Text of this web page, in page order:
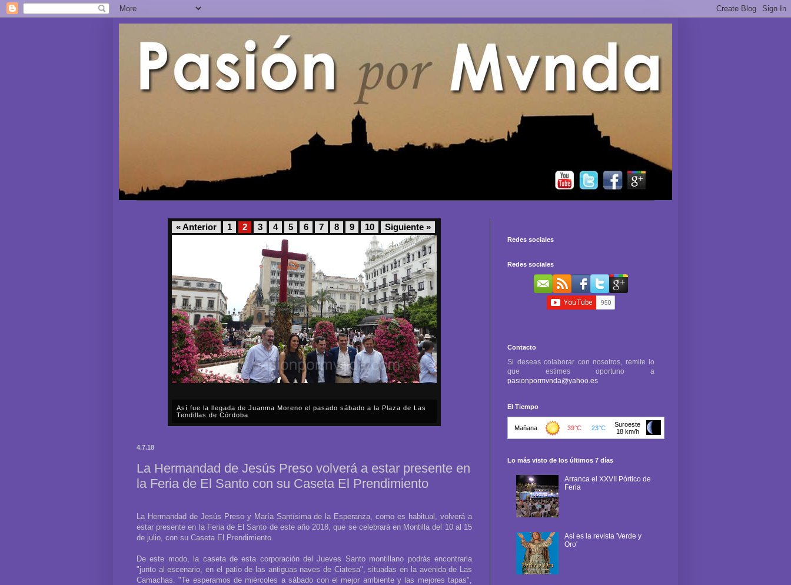
« Anterior 1 2 3 4 5 6 7 8 9 10 Siguiente »
Así fue la llegada de Juanma Moreno el pasado sábado a la Plaza de Las
Tendillas de Córdoba
4.7.18
La Hermandad de Jesús Preso volverá a estar presente en
la Feria de El Santo con su Caseta El Prendimiento
La Hermandad de Jesús Preso y María Santísima de la Esperanza, como es habitual, volverá a
estar presente en la Feria de El Santo de este año 2018, que se celebrará en Montilla del 10 al 15
de julio, con su Caseta El Prendimiento.
De este modo, la caseta de esta corporación del Jueves Santo montillano podrás encontrarla
"junto al escenario, en el patio de las antiguas naves de Ciatesa", situadas en la avenida de Las
Camachas. "Te esperamos de miércoles a sábado con el mejor ambiente y las mejores tapas",
Redes sociales
Redes sociales
Contacto
Si deseas colaborar con nosotros, remite lo
que estimes oportuno a
pasionpormvnda@yahoo.es
El Tiempo
Lo más visto de los últimos 7 días
Arranca el XXVII Pórtico de
Feria
Así es la revista 'Verde y
Oro'